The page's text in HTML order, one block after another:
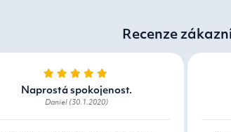
Recenze
Naprostá spokojenost.
Daniel (30.1.2020)